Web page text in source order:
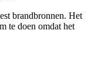
brandbronnen. Het
te doen omdat het